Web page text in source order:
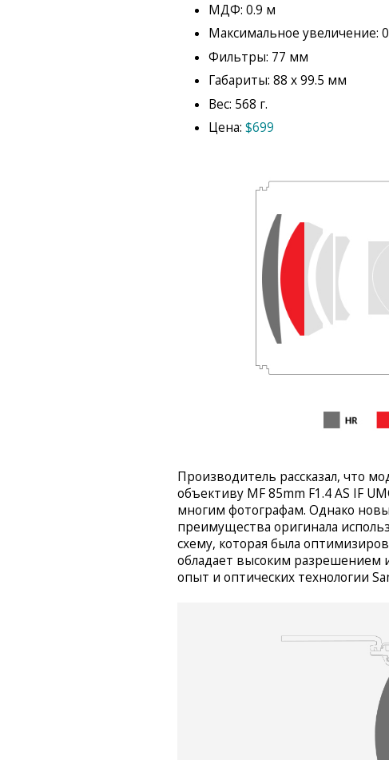
МДФ: 0.9 м
Максимальное увеличение:
Фильтры: 77 мм
Габариты: 88 x 99.5 мм
Вес: 568 г.
Цена: $699
Производитель рассказал, что
объективу MF 85mm F1.4 AS IF
многим фотографам. Однако
преимущества оригинала
схему, которая была
обладает высоким разрешением
опыт и оптических технологии